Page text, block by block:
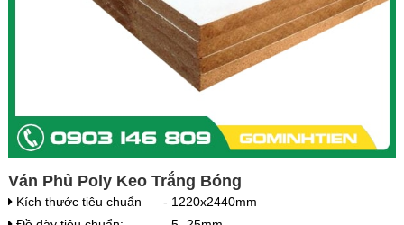
Ván Phủ Poly Keo Trắng Bóng
Kích thước tiêu chuẩn
- 1220x2440mm